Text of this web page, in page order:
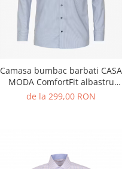
Camasa bumbac barbati CASA
MODA ComfortFit albastru
dungulite
de la 299,00 RON